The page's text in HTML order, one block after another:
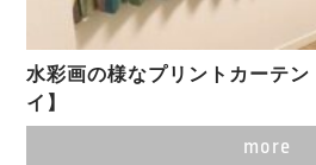
水彩画の様なプリントカーテ
イ】
more